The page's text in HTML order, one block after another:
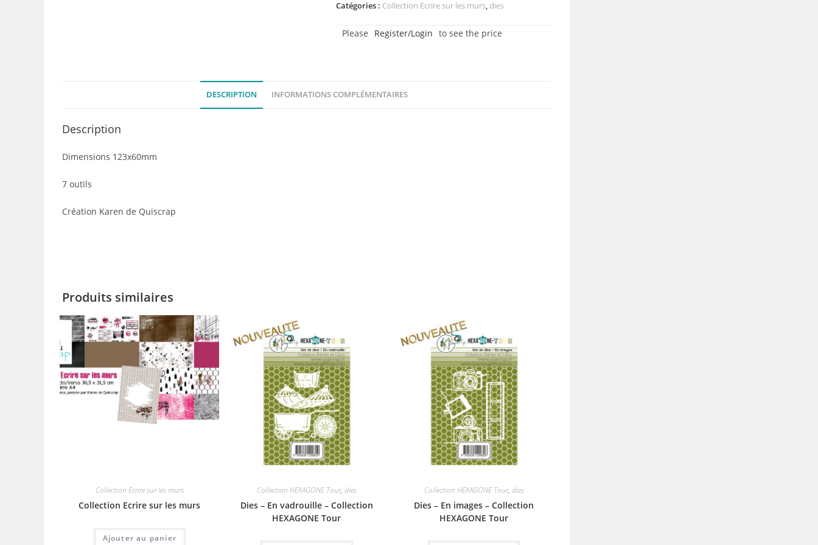
-
pendu
sur
Catégories : Collection Ecrire sur les murs, dies
Please Register/Login to see the price
DESCRIPTION INFORMATIONS COMPLÉMENTAIRES
Description
Dimensions 123x60mm
7 outils
Création Karen de Quiscrap
Produits similaires
Collection Ecrire sur les murs
Collection Ecrire sur les murs
Ajouter au panier
Collection HEXAGONE Tour, dies
Dies – En vadrouille – Collection
HEXAGONE Tour
Collection HEXAGONE Tour, dies
Dies – En images – Collection
HEXAGONE Tour